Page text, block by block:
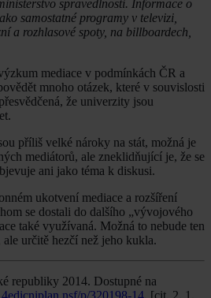
spravedlnosti. Informace o
samostatné programy v televizi,
a rozhlasové spoty, na billboardech,
mediace v podmínkách ČR a
mnoho otázek, které v souvislosti
že univerzity jsou
příliš velké nároky na stát, možná je
mediátorů, ale zneklidňující je, že se
ani jako téma k diskusi.
ukotvení mediace a rozšíření
se dostali do dalšího „vývojového
také využívaná. Možná to nebude ten
určitě hezčí než jeho kukla.
republiky 2014. Dostupné na